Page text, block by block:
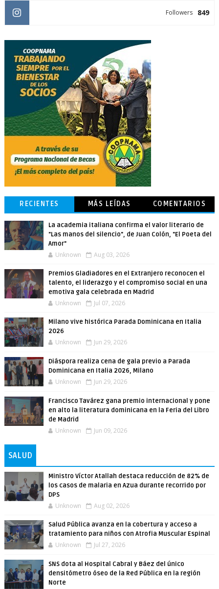
849
Followers
RECIENTES MÁS LEÍDAS COMENTARIOS
La academia italiana confirma el valor literario de
"Las manos del silencio", de Juan Colón, "El Poeta del
Amor"
Unknown Aug 03, 2026
Premios Gladiadores en el Extranjero reconocen el
talento, el liderazgo y el compromiso social en una
emotiva gala celebrada en Madrid
Unknown Jul 07, 2026
Milano vive histórica Parada Dominicana en Italia
2026
Unknown Jun 29, 2026
Diáspora realiza cena de gala previo a Parada
Dominicana en Italia 2026, Milano
Unknown Jun 29, 2026
Francisco Tavárez gana premio internacional y pone
en alto la literatura dominicana en la Feria del Libro
de Madrid
Unknown Jun 09, 2026
SALUD
Ministro Víctor Atallah destaca reducción de 82% de
los casos de malaria en Azua durante recorrido por
DPS
Unknown Aug 02, 2026
Salud Pública avanza en la cobertura y acceso a
tratamiento para niños con Atrofia Muscular Espinal
Unknown Jul 27, 2026
SNS dota al Hospital Cabral y Báez del único
densitómetro óseo de la Red Pública en la región
Norte